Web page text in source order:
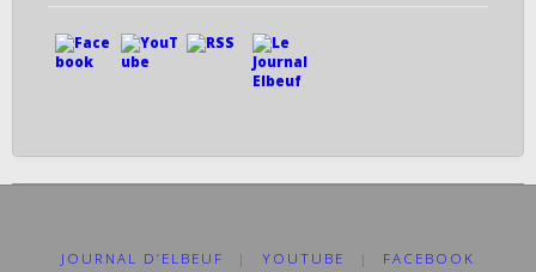
JOURNAL D’ELBEUF | YOUTUBE | FACEBOOK